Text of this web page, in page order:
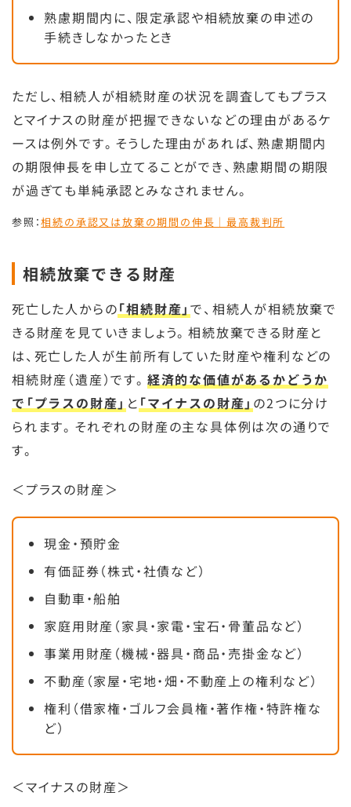
熟慮期間内に、限定承認や相続放棄の申述の
手続きしなかったとき
ただし、相続人が相続財産の状況を調査してもプラス
とマイナスの財産が把握できないなどの理由があるケ
ースは例外です。そうした理由があれば、熟慮期間内
の期限伸長を申し立てることができ、熟慮期間の期限
が過ぎても単純承認とみなされません。
参照：相続の承認又は放棄の期間の伸長｜最高裁判所
相続放棄できる財産
死亡した人からの「相続財産」で、相続人が相続放棄で
きる財産を見ていきましょう。相続放棄できる財産と
は、死亡した人が生前所有していた財産や権利などの
相続財産（遺産）です。 経済的な価値があるかどうか
で「プラスの財産」 と 「マイナスの財産」 の2つに分け
られます。それぞれの財産の主な具体例は次の通りで
す。
＜プラスの財産＞
現金・預貯金
有価証券（株式・社債など）
自動車・船舶
家庭用財産（家具・家電・宝石・骨董品など）
事業用財産（機械・器具・商品・売掛金など）
不動産（家屋・宅地・畑・不動産上の権利など）
権利（借家権・ゴルフ会員権・著作権・特許権な
ど）
＜マイナスの財産＞